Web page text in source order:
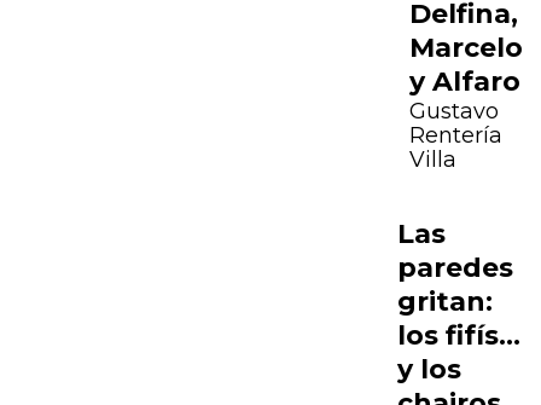
Delfina,
Marcelo
y Alfaro
Gustavo
Rentería
Villa
Las
paredes
gritan:
los fifís…
y los